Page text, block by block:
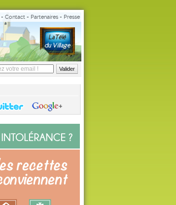
- Contact - Partenaires - Presse